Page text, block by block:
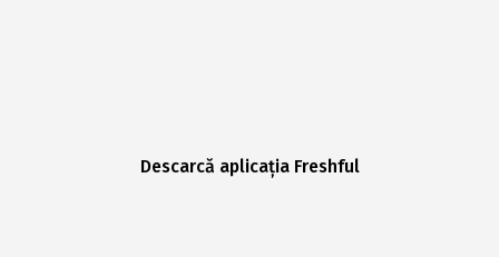
Descarcă aplicația Freshful